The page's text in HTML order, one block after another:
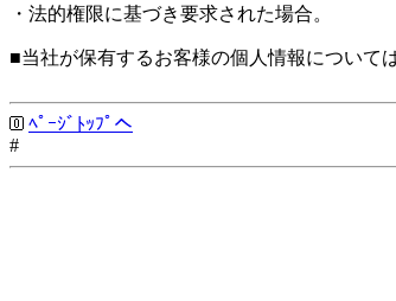
・法的権限に基づき要求された場合。
■当社が保有するお客様の個人情報について
ﾍﾟｰｼﾞﾄｯﾌﾟへ
#